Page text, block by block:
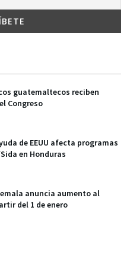
guatemaltecos reciben
Congreso
de EEUU afecta programas
en Honduras
anuncia aumento al
del 1 de enero